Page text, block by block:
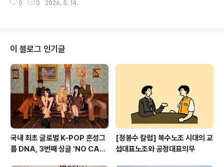
격적으로 추진한다. 「청년성장프로젝트」는 미취업 청년, 구직 단념 청년 등을 대
이 종합적으로 추진될 계획이다. 시는 이번 사업을 통해 청년들의 구직 의욕을
높이고, 안정적인 사회 진입과 자립 기반 마련에 실질적인 도움이 될 것으로 기
대하고 있다. 사..
0 0 2026. 5. 14.
이 블로그 인기글
국내 최초 글로벌 K-POP 혼성그
룹 DNA, 3번째 싱글 'NO CA
[정봉수 칼럼] 복수노조 시대의 교
섭대표노조와 공정대표의무